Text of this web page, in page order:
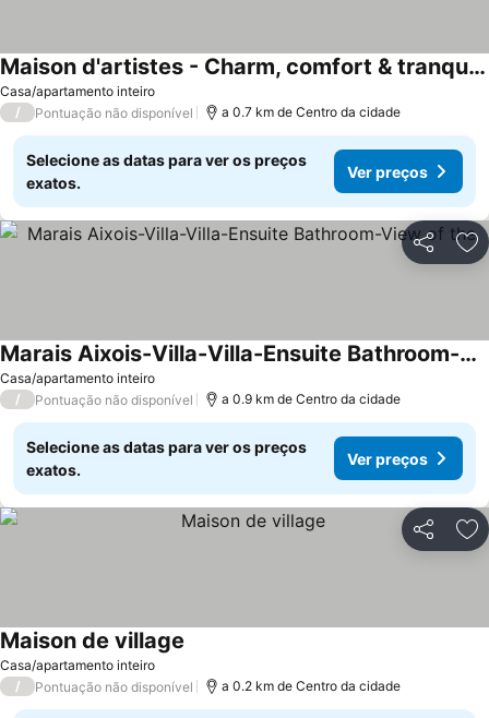
Casa/apartamento inteiro
Maison d'artistes - Charm, comfort & tranquillity
Ver preços
/ Pontuação não disponível a 0.7 km de Centro da cidade
Selecione as datas para ver os preços
exatos.
Ver preços
Partilhar
Casa/apartamento inteiro
Marais Aixois-Villa-Villa-Ensuite Bathroom-View of the
Ver preços
/ Pontuação não disponível a 0.9 km de Centro da cidade
Selecione as datas para ver os preços
exatos.
Ver preços
Partilhar
Casa/apartamento inteiro
Maison de village
/ Pontuação não disponível a 0.2 km de Centro da cidade